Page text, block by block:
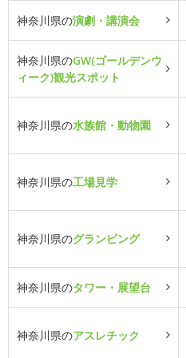
神奈川県の演劇・講演会
神奈川県のGW(ゴールデンウ
ィーク)観光スポット
神奈川県の水族館・動物園
神奈川県の工場見学
神奈川県のグランピング
神奈川県のタワー・展望台
神奈川県のアスレチック